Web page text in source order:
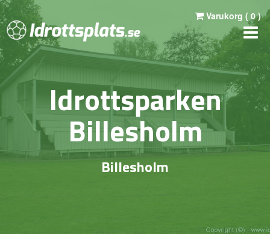
Varukorg ( 0)
Idrottsparken
Billesholm
Billesholm